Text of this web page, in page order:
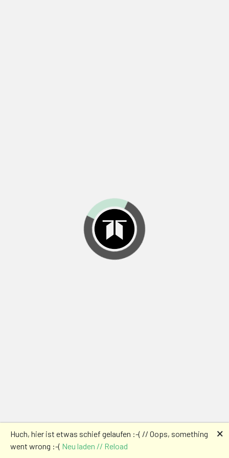
Huch, hier ist etwas schief gelaufen :-( // Oops, something
went wrong :-( Neu laden // Reload
🗙